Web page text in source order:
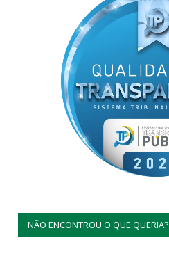
NÃO ENCONTROU O QUE QUERIA?